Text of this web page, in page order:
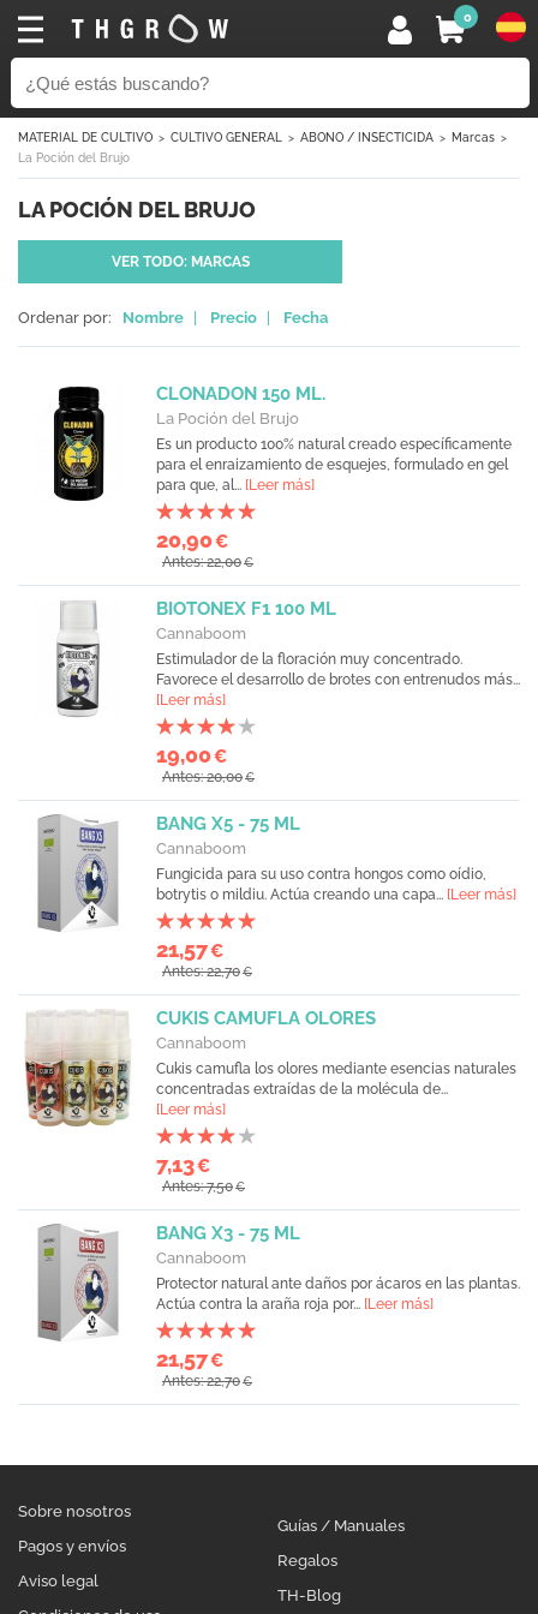
0
MATERIAL DE CULTIVO CULTIVO GENERAL ABONO / INSECTICIDA
Marcas
La Poción del Brujo
LA POCIÓN DEL BRUJO
VER TODO: MARCAS
Ordenar por: Nombre Precio Fecha
CLONADON 150 ML.
La Poción del Brujo
Es un producto 100% natural creado específicamente
para el enraizamiento de esquejes, formulado en gel
para que, al... [Leer más]
20,90€
Antes: 22,00€
BIOTONEX F1 100 ML
Cannaboom
Estimulador de la floración muy concentrado.
Favorece el desarrollo de brotes con entrenudos más...
[Leer más]
19,00€
Antes: 20,00€
BANG X5 - 75 ML
Cannaboom
Fungicida para su uso contra hongos como oídio,
botrytis o mildiu. Actúa creando una capa... [Leer más]
21,57€
Antes: 22,70€
CUKIS CAMUFLA OLORES
Cannaboom
Cukis camufla los olores mediante esencias naturales
concentradas extraídas de la molécula de...
[Leer más]
7,13€
Antes: 7,50€
BANG X3 - 75 ML
Cannaboom
Protector natural ante daños por ácaros en las plantas.
Actúa contra la araña roja por... [Leer más]
21,57€
Antes: 22,70€
Sobre nosotros
Pagos y envíos
Aviso legal
Guías / Manuales
Regalos
TH-Blog